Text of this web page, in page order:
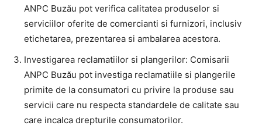
ANPC Buzău pot verifica calitatea produselor si
serviciilor oferite de comercianti si furnizori, inclusiv
etichetarea, prezentarea si ambalarea acestora.
Investigarea reclamatiilor si plangerilor: Comisarii
ANPC Buzău pot investiga reclamatiile si plangerile
primite de la consumatori cu privire la produse sau
servicii care nu respecta standardele de calitate sau
care incalca drepturile consumatorilor.